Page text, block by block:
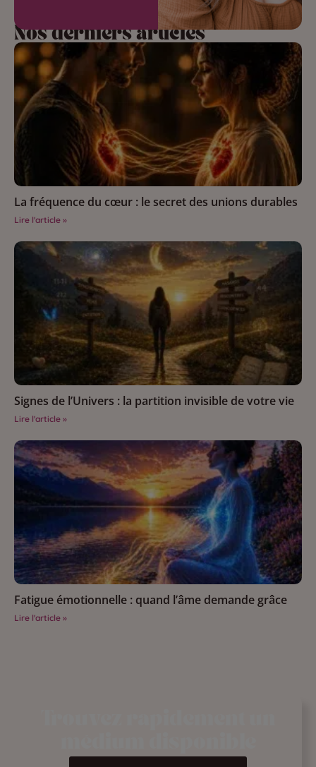
Nos derniers articles
La fréquence du cœur : le secret des unions durables
Lire l'article »
Signes de l’Univers : la partition invisible de votre vie
Lire l'article »
Fatigue émotionnelle : quand l’âme demande grâce
Lire l'article »